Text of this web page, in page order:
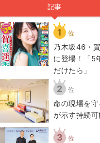
記事
1 位
乃木坂46・
に登場！「5
だけたら」
2 位
命の現場を
が示す持続可
3 位